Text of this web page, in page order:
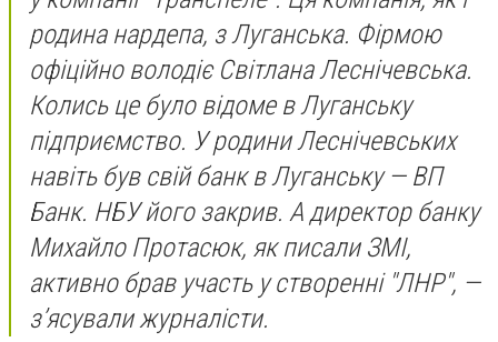
родина нардепа, з Луганська. Фірмою
офіційно володіє Світлана Леснічевська.
Колись це було відоме в Луганську
підприємство. У родини Леснічевських
навіть був свій банк в Луганську — ВП
Банк. НБУ його закрив. А директор банку
Михайло Протасюк, як писали ЗМІ,
активно брав участь у створенні "ЛНР", —
з’ясували журналісти.